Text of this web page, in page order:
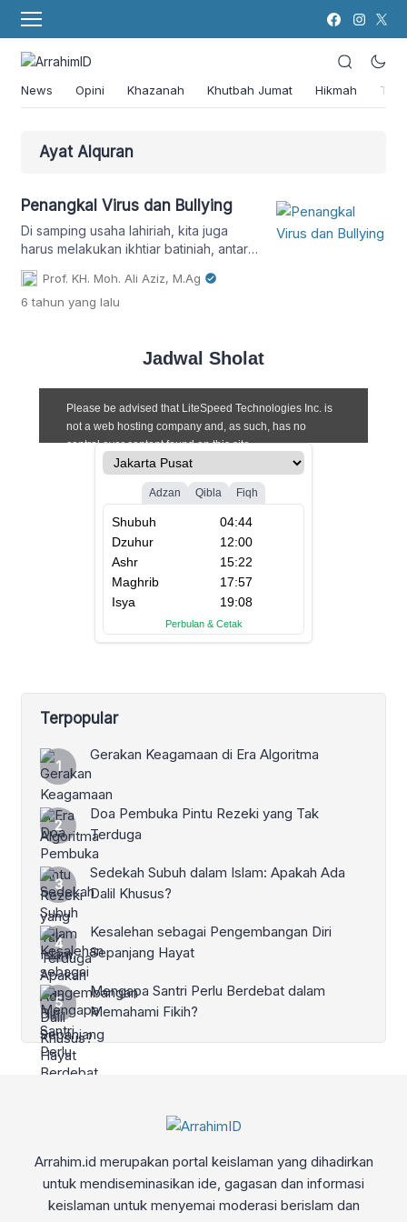
News Opini Khazanah Khutbah Jumat Hikmah
Ayat Alquran
Penangkal Virus dan Bullying
Di samping usaha lahiriah, kita juga
harus melakukan ikhtiar batiniah, antara
lain penguatan keyakinan dan
optimisme melalui zikir dan doa.
Ketenangan, keyakinan, dan optimisme
Prof. KH. Moh. Ali Aziz, M.Ag
6 tahun yang lalu
Jadwal Sholat
Terpopular
Gerakan Keagamaan di Era Algoritma
Doa Pembuka Pintu Rezeki yang Tak
Terduga
Sedekah Subuh dalam Islam: Apakah Ada
Dalil Khusus?
Kesalehan sebagai Pengembangan Diri
Sepanjang Hayat
Mengapa Santri Perlu Berdebat dalam
Memahami Fikih?
Arrahim.id merupakan portal keislaman yang dihadirkan
untuk mendiseminasikan ide, gagasan dan informasi
keislaman untuk menyemai moderasi berislam dan